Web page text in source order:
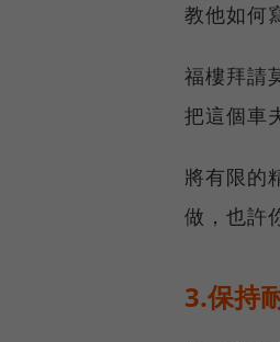
教他如何
福樓拜請
把這個車
將有限的
做，也許
3.保持